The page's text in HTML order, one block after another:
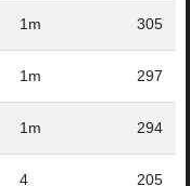
1m 305
1m 297
1m 294
4 205